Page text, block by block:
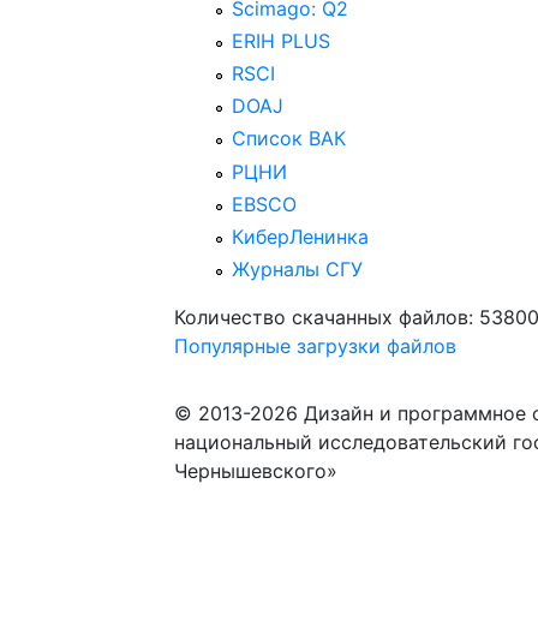
Scimago: Q2
ERIH PLUS
RSCI
DOAJ
Список ВАК
РЦНИ
EBSCO
КиберЛенинка
Журналы СГУ
Количество скачанных файлов:
Популярные загрузки файлов
© 2013-2026 Дизайн и программное
национальный исследовательский
Чернышевского»